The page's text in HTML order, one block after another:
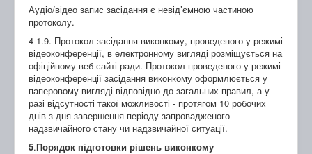
Аудіо/відео запис засідання є невід’ємною частиною
протоколу.
4-1.9. Протокол засідання виконкому, проведеного у режимі
відеоконференції, в електронному вигляді розміщується на
офіційному веб-сайті ради. Протокол проведеного у режимі
відеоконференції засідання виконкому оформлюється у
паперовому вигляді відповідно до загальних правил, а у
разі відсутності такої можливості - протягом 10 робочих
днів з дня завершення періоду запровадженого
надзвичайного стану чи надзвичайної ситуації.
5.Порядок підготовки рішень виконкому